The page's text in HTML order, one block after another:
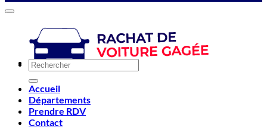
Accueil
Départements
Prendre RDV
Contact